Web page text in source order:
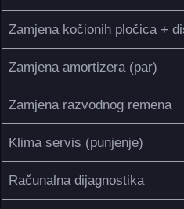
Zamjena kočionih pločica +
Zamjena amortizera (par)
Zamjena razvodnog remena
Klima servis (punjenje)
Računalna dijagnostika